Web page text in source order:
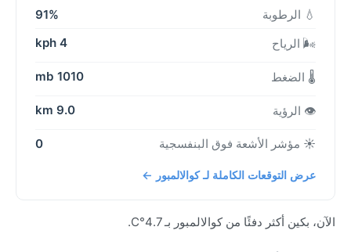
💧 الرطوبة
91%
🌬️ الرياح
4 kph
🌡️ الضغط 1010 mb
👁️ الرؤية 9.0 km
☀️ مؤشر الأشعة فوق البنفسجية 0
عرض التوقعات الكاملة لـ كوالالمبور ←
الآن، بكين أكثر دفئًا من كوالالمبور بـ 4.7°C.